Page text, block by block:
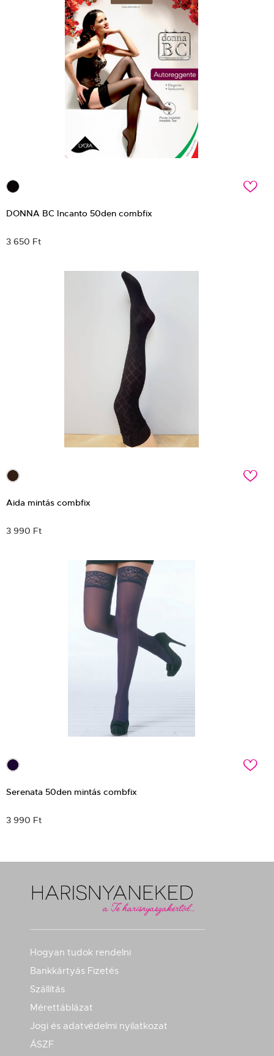
c
DONNA BC Incanto 50den combfix
3 650 Ft
c
Aida mintás combfix
3 990 Ft
c
Serenata 50den mintás combfix
3 990 Ft
Hogyan tudok rendelni
Bankkártyás Fizetés
Szállítás
Mérettáblázat
Jogi és adatvédelmi nyilatkozat
ÁSZF